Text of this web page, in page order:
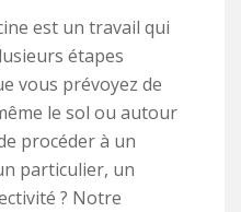
est un travail qui
étapes
vous prévoyez de
le sol ou autour
procéder à un
particulier, un
? Notre